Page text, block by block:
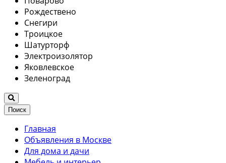
Рождествено
Снегири
Троицкое
Шатурторф
Электроизолятор
Яковлевское
Зеленоград
Поиск
Главная
Объявления в Москве
Для дома и дачи